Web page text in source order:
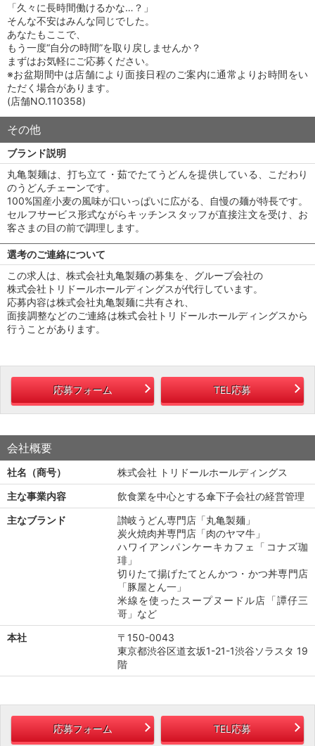
「久々に長時間働けるかな…？」
そんな不安はみんな同じでした。
あなたもここで、
もう一度“自分の時間”を取り戻しませんか？
まずはお気軽にご応募ください。
※お盆期間中は店舗により面接日程のご案内に通常よりお時間をい
ただく場合があります。
(店舗NO.110358)
その他
ブランド説明
丸亀製麺は、打ち立て・茹でたてうどんを提供している、こだわり
のうどんチェーンです。
100%国産小麦の風味が口いっぱいに広がる、自慢の麺が特長です。
セルフサービス形式ながらキッチンスタッフが直接注文を受け、お
客さまの目の前で調理します。
選考のご連絡について
この求人は、株式会社丸亀製麺の募集を、グループ会社の
株式会社トリドールホールディングスが代行しています。
応募内容は株式会社丸亀製麺に共有され、
面接調整などのご連絡は株式会社トリドールホールディングスから
行うことがあります。
応募フォーム TEL応募
会社概要
社名（商号）
株式会社 トリドールホールディングス
主な事業内容
飲食業を中心とする傘下子会社の経営管理
主なブランド
讃岐うどん専門店「丸亀製麺」
炭火焼肉丼専門店「肉のヤマ牛」
ハワイアンパンケーキカフェ「コナズ珈
琲」
切りたて揚げたてとんかつ・かつ丼専門店
「豚屋とん一」
米線を使ったスープヌードル店「譚仔三
哥」など
本社
〒150-0043
東京都渋谷区道玄坂1-21-1渋谷ソラスタ 19
階
応募フォーム TEL応募